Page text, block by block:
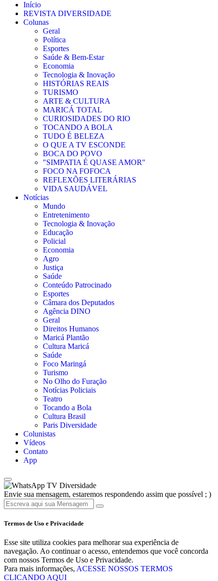
Início
REVISTA DIVERSIDADE
Colunas
Geral
Política
Esportes
Saúde & Bem-Estar
Economia
Tecnologia & Inovação
HISTÓRIAS REAIS
TURISMO
ARTE & CULTURA
MARICÁ TOTAL
CURIOSIDADES DO RIO
TOCANDO A BOLA
TUDO É BELEZA
O QUE A TV ESCONDE
BOCA DO POVO
"SIMPATIA É QUASE AMOR"
FOCO NA FOFOCA
REFLEXÕES LITERÁRIAS
VIDA SAUDÁVEL
Notícias
Mundo
Entretenimento
Tecnologia & Inovação
Educação
Policial
Economia
Agro
Justiça
Saúde
Conteúdo Patrocinado
Esportes
Câmara dos Deputados
Agência DINO
Geral
Direitos Humanos
Maricá Plantão
Cultura Maricá
Saúde
Foco Maringá
Turismo
No Olho do Furação
Notícias Policiais
Teatro
Tocando a Bola
Cultura Brasil
Paris Diversidade
Colunistas
Vídeos
Contato
App
TV Diversidade
Envie sua mensagem, estaremos respondendo assim que possível ; )
Termos de Uso e Privacidade
Esse site utiliza cookies para melhorar sua experiência de
navegação. Ao continuar o acesso, entendemos que você concorda
com nossos Termos de Uso e Privacidade.
Para mais informações, ACESSE NOSSOS TERMOS
CLICANDO AQUI